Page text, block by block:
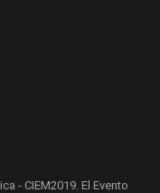
- CIEM2019. El Evento